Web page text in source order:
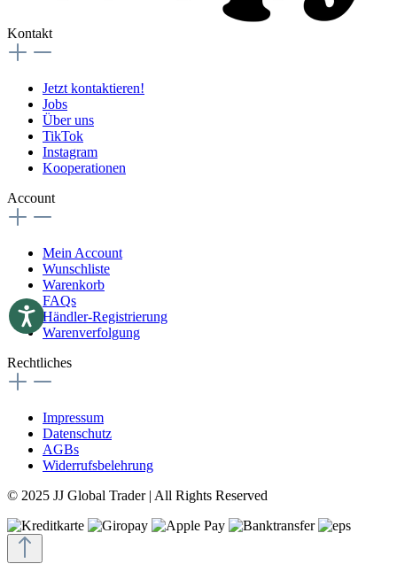
Kontakt
Jetzt kontaktieren!
Jobs
Über uns
TikTok
Instagram
Kooperationen
Account
Mein Account
Wunschliste
Warenkorb
FAQs
Händler-Registrierung
Warenverfolgung
Rechtliches
Impressum
Datenschutz
AGBs
Widerrufsbelehrung
© 2025 JJ Global Trader | All Rights Reserved